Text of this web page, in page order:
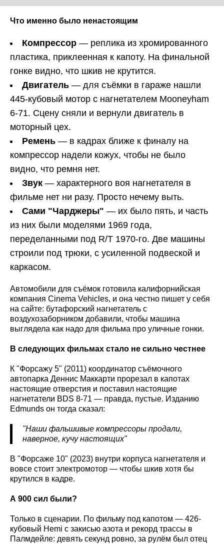
Что именно было ненастоящим
Компрессор — реплика из хромированного
пластика, приклеенная к капоту. На финальной
гонке видно, что шкив не крутится.
Двигатель — для съёмки в гараже нашли
445-кубовый мотор с нагнетателем Mooneyham
6-71. Сцену сняли и вернули двигатель в
моторный цех.
Ремень — в кадрах ближе к финалу на
компрессор надели кожух, чтобы не было
видно, что ремня нет.
Звук — характерного воя нагнетателя в
фильме нет ни разу. Просто нечему выть.
Сами "Чарджеры" — их было пять, и часть
из них были моделями 1969 года,
переделанными под R/T 1970-го. Две машины
строили под трюки, с усиленной подвеской и
каркасом.
Автомобили для съёмок готовила калифорнийская
компания Cinema Vehicles, и она честно пишет у себя
на сайте: бутафорский нагнетатель с
воздухозаборником добавили, чтобы машина
выглядела как надо для фильма про уличные гонки.
В следующих фильмах стало не сильно честнее
К "Форсажу 5" (2011) координатор съёмочного
автопарка Деннис Маккарти прорезал в капотах
настоящие отверстия и поставил настоящие
нагнетатели BDS 8-71 — правда, пустые. Изданию
Edmunds он тогда сказал:
"Наши фальшивые компрессоры продали,
наверное, кучу настоящих"
В "Форсаже 10" (2023) внутри корпуса нагнетателя и
вовсе стоит электромотор — чтобы шкив хотя бы
крутился в кадре.
А 900 сил были?
Только в сценарии. По фильму под капотом — 426-
кубовый Hemi с закисью азота и рекорд трассы в
Палмдейле: девять секунд ровно, за рулём был отец